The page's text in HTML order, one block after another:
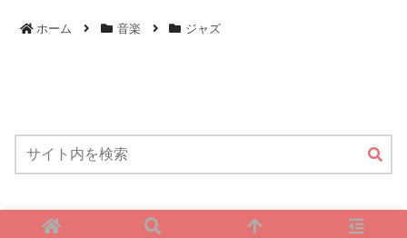
ホーム 音楽 ジャズ
Copyright © 2023 ひっぷのぶろぐ All Rights Reserved.